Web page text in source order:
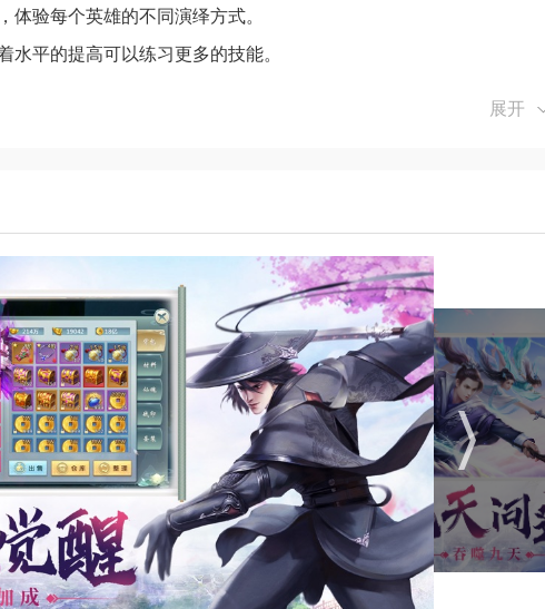
体验每个英雄的不同演绎方式。
水平的提高可以练习更多的技能。
能力迅捷非人转瞬之间完成打击。
要搜集更多的灵珠来提升修为。
展开